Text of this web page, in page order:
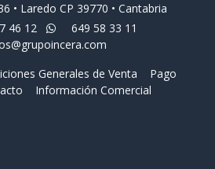
• Laredo CP 39770 • Cantabria
46 12
649 58 33 11
Generales de Venta
Pago
Información Comercial